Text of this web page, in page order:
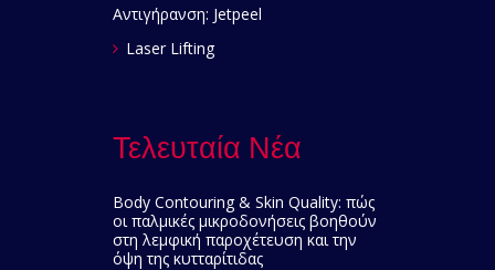
Αντιγήρανση: Jetpeel
Laser Lifting
Τελευταία Νέα
Body Contouring & Skin Quality: πώς
οι παλμικές μικροδονήσεις βοηθούν
στη λεμφική παροχέτευση και την
όψη της κυτταρίτιδας